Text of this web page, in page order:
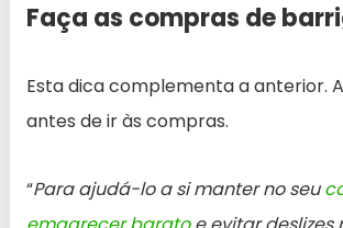
Faça as compras de
Esta dica complementa a anterior.
antes de ir às compras.
“Para ajudá-lo a si manter no seu